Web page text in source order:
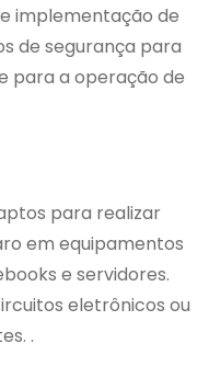
implementação de
de segurança para
para a operação de
para realizar
em equipamentos
e servidores.
eletrônicos ou
.